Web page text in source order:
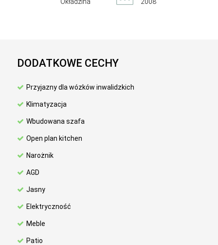
DODATKOWE CECHY
Przyjazny dla wózków inwalidzkich
Klimatyzacja
Wbudowana szafa
Open plan kitchen
Narożnik
AGD
Jasny
Elektryczność
Meble
Patio